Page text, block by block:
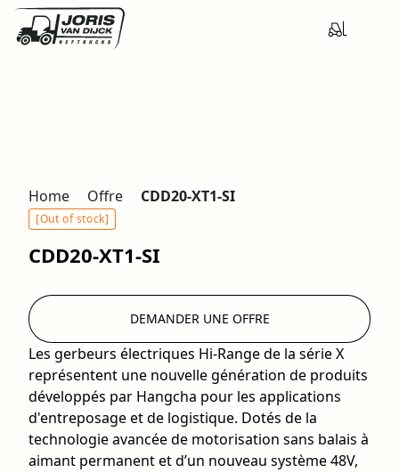
Home Offre CDD20-XT1-SI
[Out of stock]
CDD20-XT1-SI
Les gerbeurs électriques Hi-Range de la série X
représentent une nouvelle génération de produits
développés par Hangcha pour les applications
d'entreposage et de logistique. Dotés de la
technologie avancée de motorisation sans balais à
aimant permanent et d’un nouveau système 48V,
DEMANDER UNE OFFRE